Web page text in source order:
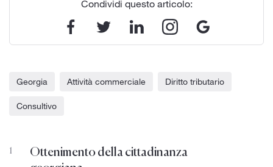
Condividi questo articolo:
Georgia Attività commerciale Diritto tributario
Consultivo
1
Ottenimento della cittadinanza